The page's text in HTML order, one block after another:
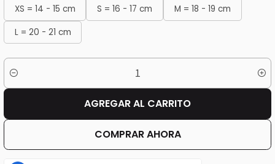
XS = 14 - 15 cm S = 16 - 17 cm
M = 18 - 19 cm
L = 20 - 21 cm
Cantidad
AGREGAR AL CARRITO
COMPRAR AHORA